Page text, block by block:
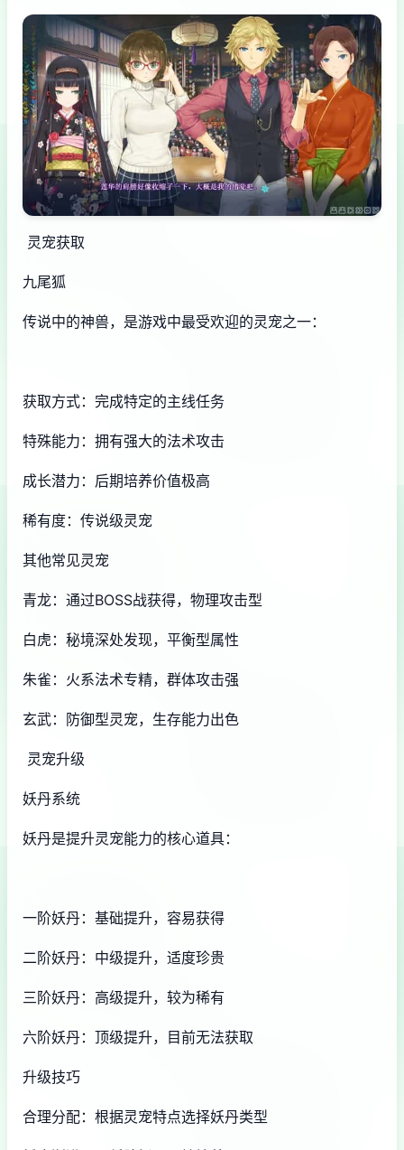
灵宠获取
九尾狐
传说中的神兽，是游戏中最受欢迎的灵宠之一：
获取方式：完成特定的主线任务
特殊能力：拥有强大的法术攻击
成长潜力：后期培养价值极高
稀有度：传说级灵宠
其他常见灵宠
青龙：通过BOSS战获得，物理攻击型
白虎：秘境深处发现，平衡型属性
朱雀：火系法术专精，群体攻击强
玄武：防御型灵宠，生存能力出色
灵宠升级
妖丹系统
妖丹是提升灵宠能力的核心道具：
一阶妖丹：基础提升，容易获得
二阶妖丹：中级提升，适度珍贵
三阶妖丹：高级提升，较为稀有
六阶妖丹：顶级提升，目前无法获取
升级技巧
合理分配：根据灵宠特点选择妖丹类型